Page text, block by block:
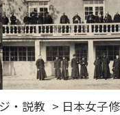
・説教 > 日本女子